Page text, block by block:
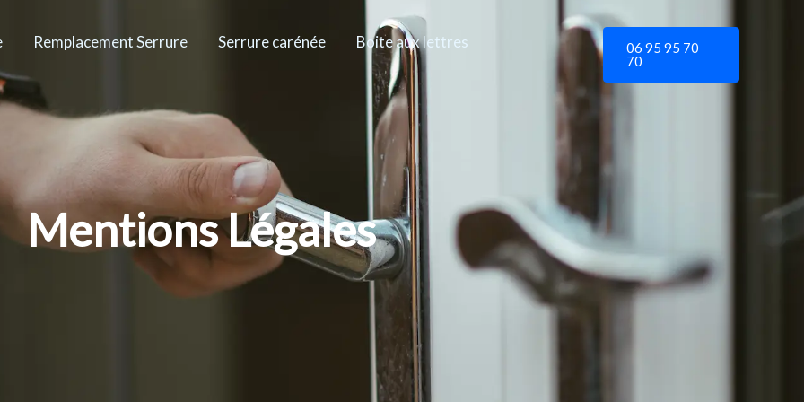
Remplacement Serrure Serrure carénée
Boite aux lettres
06 95 95 70
70
Mentions Légales